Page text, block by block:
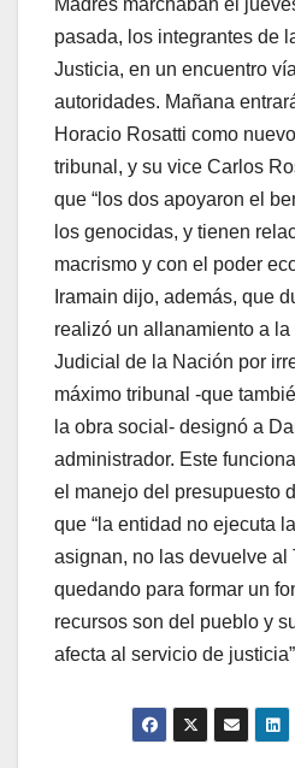
pasada, los integrantes de
Justicia, en un encuentro
autoridades. Mañana
Horacio Rosatti como
tribunal, y su vice Carlos
que “los dos apoyaron el
los genocidas, y tienen
macrismo y con el poder
Iramain dijo, además, que
realizó un allanamiento a
Judicial de la Nación por
máximo tribunal -que
la obra social- designó a
administrador. Este
el manejo del presupuesto
que “la entidad no ejecuta
asignan, no las devuelve al
quedando para formar un
recursos son del pueblo y
afecta al servicio de justicia”